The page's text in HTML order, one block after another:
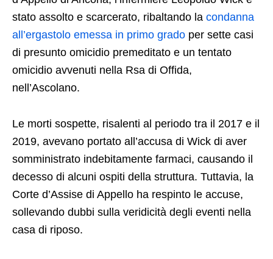
stato assolto e scarcerato, ribaltando la condanna
all’ergastolo emessa in primo grado per sette casi
di presunto omicidio premeditato e un tentato
omicidio avvenuti nella Rsa di Offida,
nell’Ascolano.
Le morti sospette, risalenti al periodo tra il 2017 e il
2019, avevano portato all’accusa di Wick di aver
somministrato indebitamente farmaci, causando il
decesso di alcuni ospiti della struttura. Tuttavia, la
Corte d’Assise di Appello ha respinto le accuse,
sollevando dubbi sulla veridicità degli eventi nella
casa di riposo.